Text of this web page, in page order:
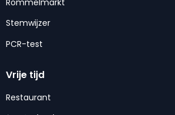
Stemwijzer
PCR-test
Vrije tijd
Restaurant